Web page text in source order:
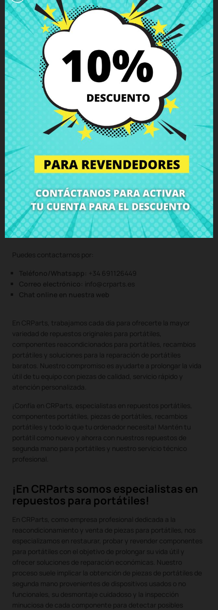
equipo, montamos el componente en nuestro taller
especializado y te devolvemos el ordenador con el repuesto
Antena inalámbrica Lenovo Yoga 520-14IKBperfectamente
instalado a tu domicilio. Así, te aseguras de que todos los
componentes portátiles sean instalados por profesionales,
manteniendo la integridad y el rendimiento de tu equipo.
Haga clic aquí para solicitar el servicio de reparación
(Servicio disponible solo en España peninsular y Baleares!)
¿No estás seguro de si este repuesto es compatible con tu
modelo de portátil? No te preocupes. Nuestro equipo de
soporte técnico está a tu disposición para resolver cualquier
duda sobre repuestos portátiles, compatibilidades o cualquier
otro aspecto relacionado con los componentes portátiles de
tu equipo. En CRParts, somos expertos en reparación de
portátiles, venta de piezas de portátiles, carcasas para
portátiles, altavoces portátiles, teclados portátiles, pantallas
portátiles, bisagras portátiles, y todo tipo de componentes de
portátiles de todas las marcas y modelos.
Puedes contactarnos por:
Teléfono/Whatsapp:
+34 691126449
Correo electrónico: info@crparts.es
Chat online en nuestra web
En CRParts, trabajamos cada día para ofrecerte la mayor
variedad de repuestos originales para portátiles,
componentes reacondicionados para portátiles, recambios
portátiles y soluciones para la reparación de portátiles
baratos. Nuestro compromiso es ayudarte a prolongar la vida
útil de tu equipo con piezas de calidad, servicio rápido y
atención personalizada.
¡Confía en CRParts, especialistas en repuestos portátiles,
componentes portátiles, piezas de portátiles, recambios
portátiles y todo lo que tu ordenador necesita! Mantén tu
portátil como nuevo y ahorra con nuestros repuestos de
segunda mano para portátiles y nuestro servicio técnico
profesional.
¡En CRParts somos especialistas en
repuestos para portátiles!
En CRParts, como empresa profesional dedicada a la
reacondicionamiento y venta de piezas para portátiles, nos
especializamos en restaurar, probar y revender componentes
para portátiles con el objetivo de prolongar su vida útil y
ofrecer soluciones de reparación económicas. Nuestro
proceso suele implicar la obtención de piezas de portátiles de
segunda mano provenientes de dispositivos usados o no
funcionales, su desmontaje cuidadoso y la inspección
minuciosa de cada componente para detectar posibles